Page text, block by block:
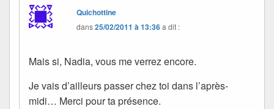
Quichottine
dans25/02/2011 à 13:36a dit :
Mais si, Nadia, vous me verrez encore.
Je vais d’ailleurs passer chez toi dans l’après-
midi… Merci pour ta présence.